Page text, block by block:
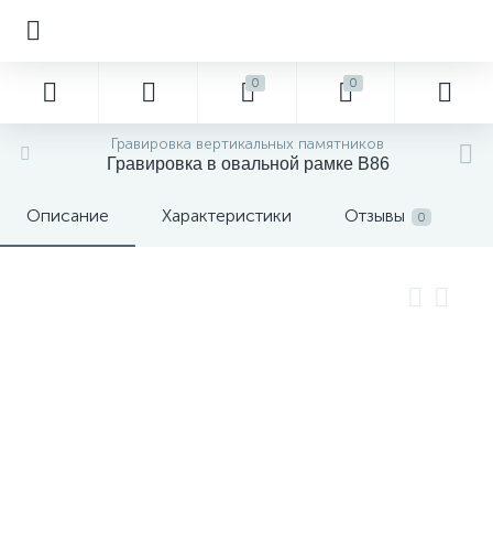
0 0
Гравировка вертикальных памятников
Гравировка в овальной рамке В86
Описание Характеристики Отзывы 0